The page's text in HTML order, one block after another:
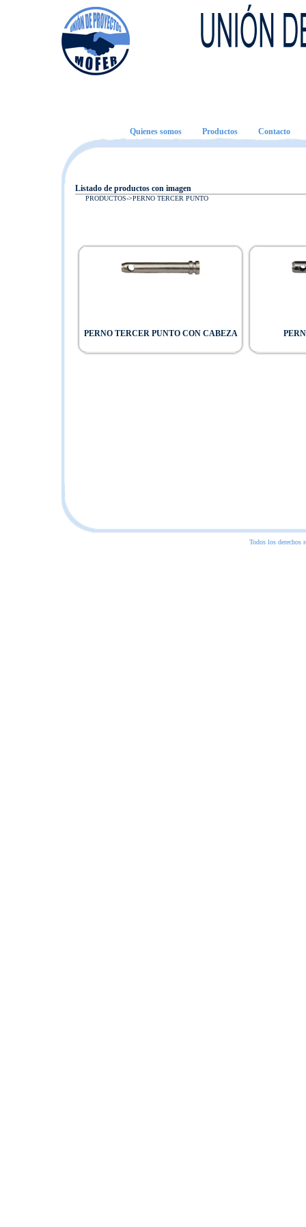
Quienes somos Productos Contacto
Listado de productos con imagen
PRODUCTOS->PERNO TERCER PUNTO
PERNO TERCER PUNTO CON CABEZA
Todos los derechos